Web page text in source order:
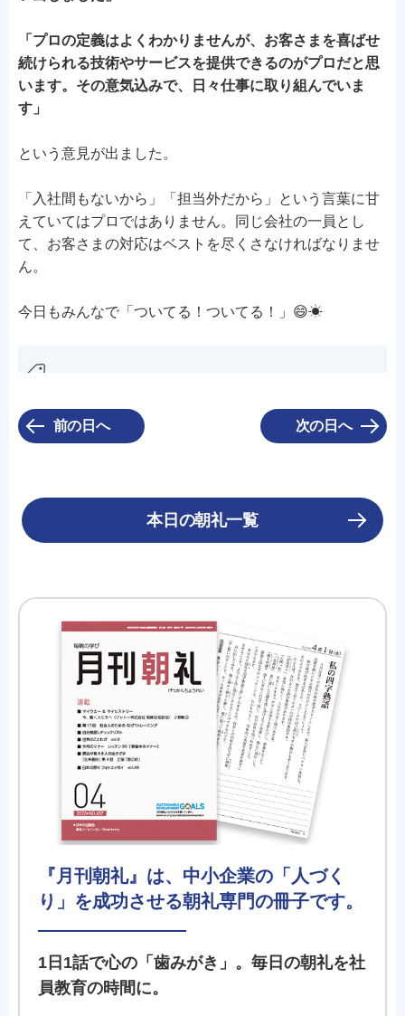
「プロの定義はよくわかりませんが、お客さまを喜ばせ
続けられる技術やサービスを提供できるのがプロだと思
います。その意気込みで、日々仕事に取り組んでいま
す」
という意見が出ました。
「入社間もないから」「担当外だから」という言葉に甘
えていてはプロではありません。同じ会社の一員とし
て、お客さまの対応はベストを尽くさなければなりませ
ん。
今日もみんなで「ついてる！ついてる！」😄☀
前の日へ 次の日へ
本日の朝礼一覧
『月刊朝礼』は、中小企業の「人づく
り」を成功させる朝礼専門の冊子です。
1日1話で心の「歯みがき」。毎日の朝礼を社
員教育の時間に。